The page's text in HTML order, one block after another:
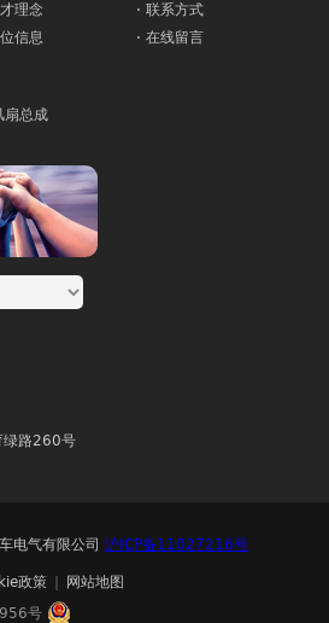
理念
信息
· 联系方式
· 在线留言
扇总成
绿路260号
电气有限公司沪ICP备11027216号
政策
网站地图
号